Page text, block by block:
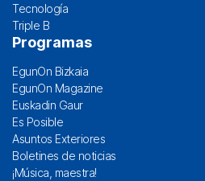
Tecnología
Triple B
Programas
EgunOn Bizkaia
EgunOn Magazine
Euskadin Gaur
Es Posible
Asuntos Exteriores
Boletines de noticias
¡Música, maestra!